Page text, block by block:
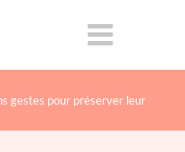
gestes pour préserver leur